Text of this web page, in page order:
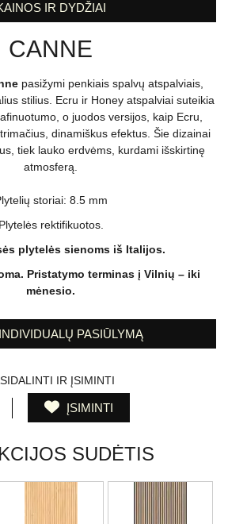
IR DYDŽIAI
CANNE
pasižymi penkiais spalvų atspalviais,
stilius. Ecru ir Honey atspalviai suteikia
o juodos versijos, kaip Ecru,
dinamiškus efektus. Šie dizainai
tiek lauko erdvėms, kurdami išskirtinę
atmosferą.
storiai: 8.5 mm
Plytelės rektifikuotos.
plytelės sienoms iš Italijos.
Pristatymo terminas į Vilnių – iki
mėnesio.
PASIŪLYMĄ
IR ĮSIMINTI
ĮSIMINTI
SUDĖTIS